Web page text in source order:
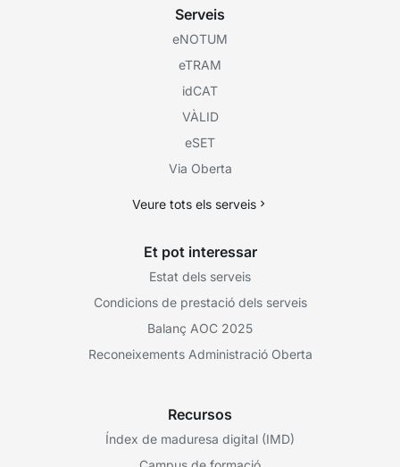
Serveis
eNOTUM
eTRAM
idCAT
VÀLID
eSET
Via Oberta
Veure tots els serveis
Et pot interessar
Estat dels serveis
Condicions de prestació dels serveis
Balanç AOC 2025
Reconeixements Administració Oberta
Recursos
Índex de maduresa digital (IMD)